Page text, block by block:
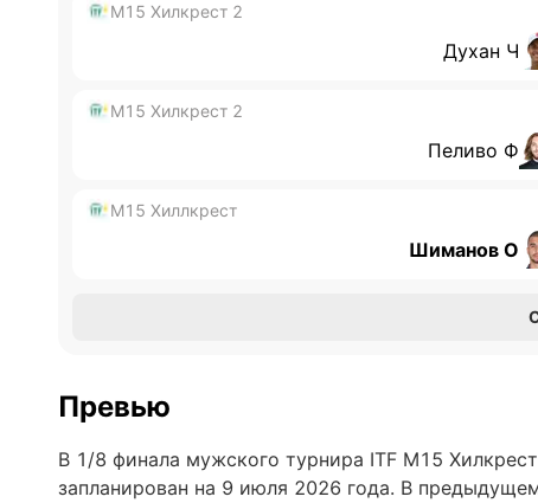
M15 Хилкрест 2
Духан Ч
M15 Хилкрест 2
Пеливо Ф
M15 Хиллкрест
Шиманов О
Превью
В 1/8 финала мужского турнира ITF M15
запланирован на 9 июля 2026 года. В